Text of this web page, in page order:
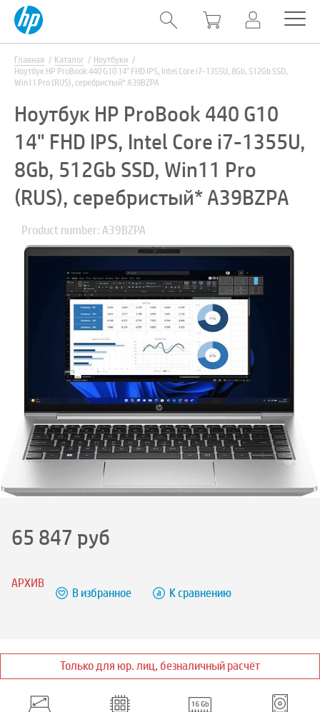
Главная Каталог
Ноутбуки
Ноутбук HP ProBook 440 G10 14" FHD IPS, Intel Core i7-1355U, 8Gb, 512Gb SSD,
Win11 Pro (RUS), серебристый* A39BZPA
Ноутбук HP ProBook 440 G10
14" FHD IPS, Intel Core i7-1355U,
8Gb, 512Gb SSD, Win11 Pro
(RUS), серебристый* A39BZPA
Product number: A39BZPA
65 847 руб
АРХИВ
В избранное К сравнению
Только для юр. лиц, безналичный расчёт